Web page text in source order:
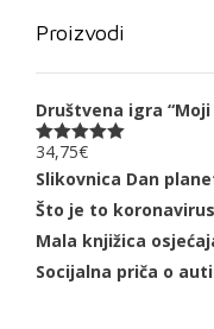
Proizvodi
Društvena igra
Ocjenjeno
5.00 od 5
34,75€
Slikovnica Dan
Što je to
Mala knjižica
Socijalna priča o